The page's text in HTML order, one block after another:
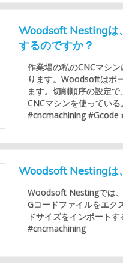
Woodsoft Nestingは
するのですか？
作業場の私のCNCマシ
ります。Woodsoftはボ
ます。切削順序の設定
CNCマシンを使ってい
#cncmachining
Woodsoft Nestingは
Woodsoft Nestingでは
Gコードファイルをエ
ドサイズをインポート
#cncmachining